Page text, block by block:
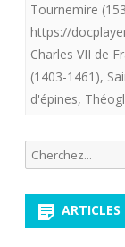
sur
la
III
)
Tournemire
https://
Charles VII de
(1403-1461),
d'épines,
Recherche
pour:
ARTICLES